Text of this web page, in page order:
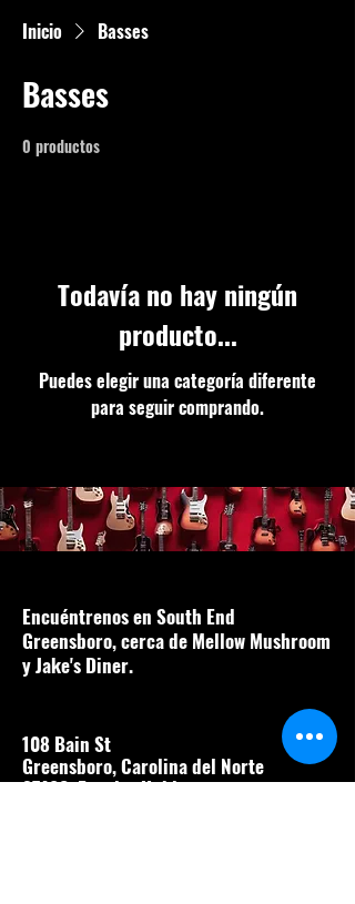
Inicio Basses
Basses
0 productos
Todavía no hay ningún
producto...
Puedes elegir una categoría diferente
para seguir comprando.
Encuéntrenos en South End
Greensboro, cerca de Mellow Mushroom
y Jake's Diner.
108 Bain St
Greensboro, Carolina del Norte
27406, Estados Unidos